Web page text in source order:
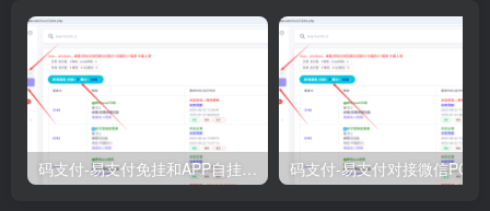
码支付-易支付免挂和APP自挂的简单配置教程